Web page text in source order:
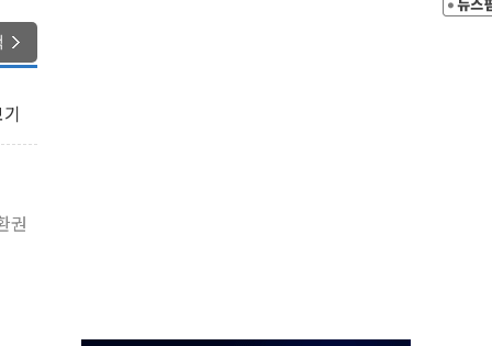
넘으면 중단
듯
권